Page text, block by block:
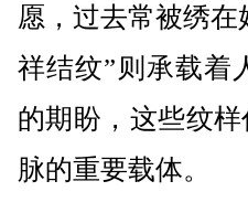
愿，过去常被绣在
祥结纹”则承载着
的期盼，这些纹
脉的重要载体。